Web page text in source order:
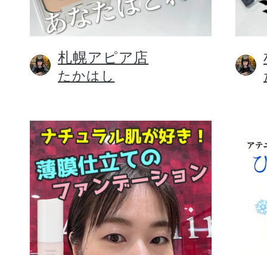
健康食品／サプ
ファッション
札幌アピア店
たかはし